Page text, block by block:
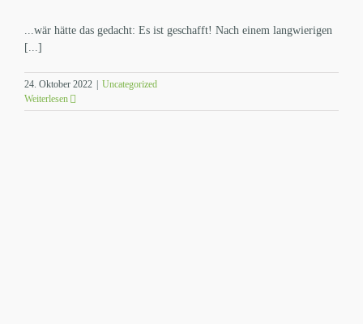
...wär hätte das gedacht: Es ist geschafft! Nach einem langwierigen
[...]
24. Oktober 2022
Uncategorized
Weiterlesen